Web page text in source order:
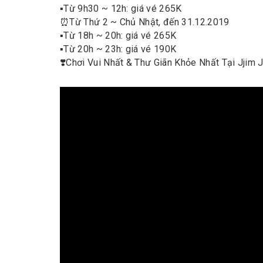
▪️Từ 9h30 ~ 12h: giá vé 265K
⏰Từ Thứ 2 ~ Chủ Nhật, đến 31.12.2019
▪️Từ 18h ~ 20h: giá vé 265K
▪️Từ 20h ~ 23h: giá vé 190K
❣️Chơi Vui Nhất & Thư Giãn Khỏe Nhất Tại Jjim